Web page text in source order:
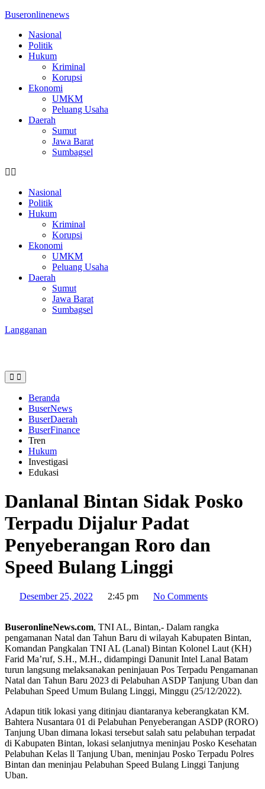
Buseronlinenews
Nasional
Politik
Hukum
Kriminal
Korupsi
Ekonomi
UMKM
Peluang Usaha
Daerah
Sumut
Jawa Barat
Sumbagsel
Nasional
Politik
Hukum
Kriminal
Korupsi
Ekonomi
UMKM
Peluang Usaha
Daerah
Sumut
Jawa Barat
Sumbagsel
Langganan
Beranda
BuserNews
BuserDaerah
BuserFinance
Tren
Hukum
Investigasi
Edukasi
Danlanal Bintan Sidak Posko
Terpadu Dijalur Padat
Penyeberangan Roro dan
Speed Bulang Linggi
Desember 25, 2022 2:45 pm No Comments
BuseronlineNews.com, TNI AL, Bintan,- Dalam rangka
pengamanan Natal dan Tahun Baru di wilayah Kabupaten Bintan,
Komandan Pangkalan TNI AL (Lanal) Bintan Kolonel Laut (KH)
Farid Ma’ruf, S.H., M.H., didampingi Danunit Intel Lanal Batam
turun langsung melaksanakan peninjauan Pos Terpadu Pengamanan
Natal dan Tahun Baru 2023 di Pelabuhan ASDP Tanjung Uban dan
Pelabuhan Speed Umum Bulang Linggi, Minggu (25/12/2022).
Adapun titik lokasi yang ditinjau diantaranya keberangkatan KM.
Bahtera Nusantara 01 di Pelabuhan Penyeberangan ASDP (RORO)
Tanjung Uban dimana lokasi tersebut salah satu pelabuhan terpadat
di Kabupaten Bintan, lokasi selanjutnya meninjau Posko Kesehatan
Pelabuhan Kelas ll Tanjung Uban, meninjau Posko Terpadu Polres
Bintan dan meninjau Pelabuhan Speed Bulang Linggi Tanjung
Uban.